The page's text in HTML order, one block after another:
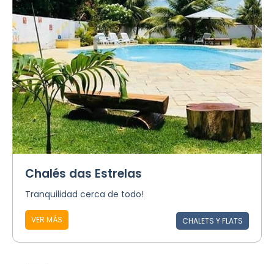
Chalés das Estrelas
Tranquilidad cerca de todo!
VER MÁS CHALETS Y FLATS